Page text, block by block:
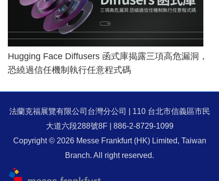
Hugging Face Diffusers 函式庫揭露三項高危漏洞，
恐繞過信任機制執行任意程式碼
法蘭克福展覽有限公司台灣分公司 | 110 台北市信義區市民
大道六段288號8F | 886-2-8729-1099
Copyright © 2026 Messe Frankfurt (HK) Limited, Taiwan
Branch. All right reserved.